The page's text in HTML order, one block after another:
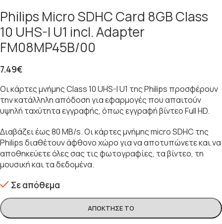
Philips Micro SDHC Card 8GB Class
10 UHS-I U1 incl. Adapter
FM08MP45B/00
7.49€
Οι κάρτες μνήμης Class 10 UHS-I U1 της Philips προσφέρουν
την κατάλληλη απόδοση για εφαρμογές που απαιτούν
υψηλή ταχύτητα εγγραφής, όπως εγγραφή βίντεο Full HD.
Διαβάζει έως 80 MΒ/s. Οι κάρτες μνήμης micro SDHC της
Philips διαθέτουν άφθονο χώρο για να αποτυπώνετε και να
αποθηκεύετε όλες σας τις φωτογραφίες, τα βίντεο, τη
μουσική και τα δεδομένα.
Σε απόθεμα
ΑΠΌΚΤΗΣΈ ΤΟ